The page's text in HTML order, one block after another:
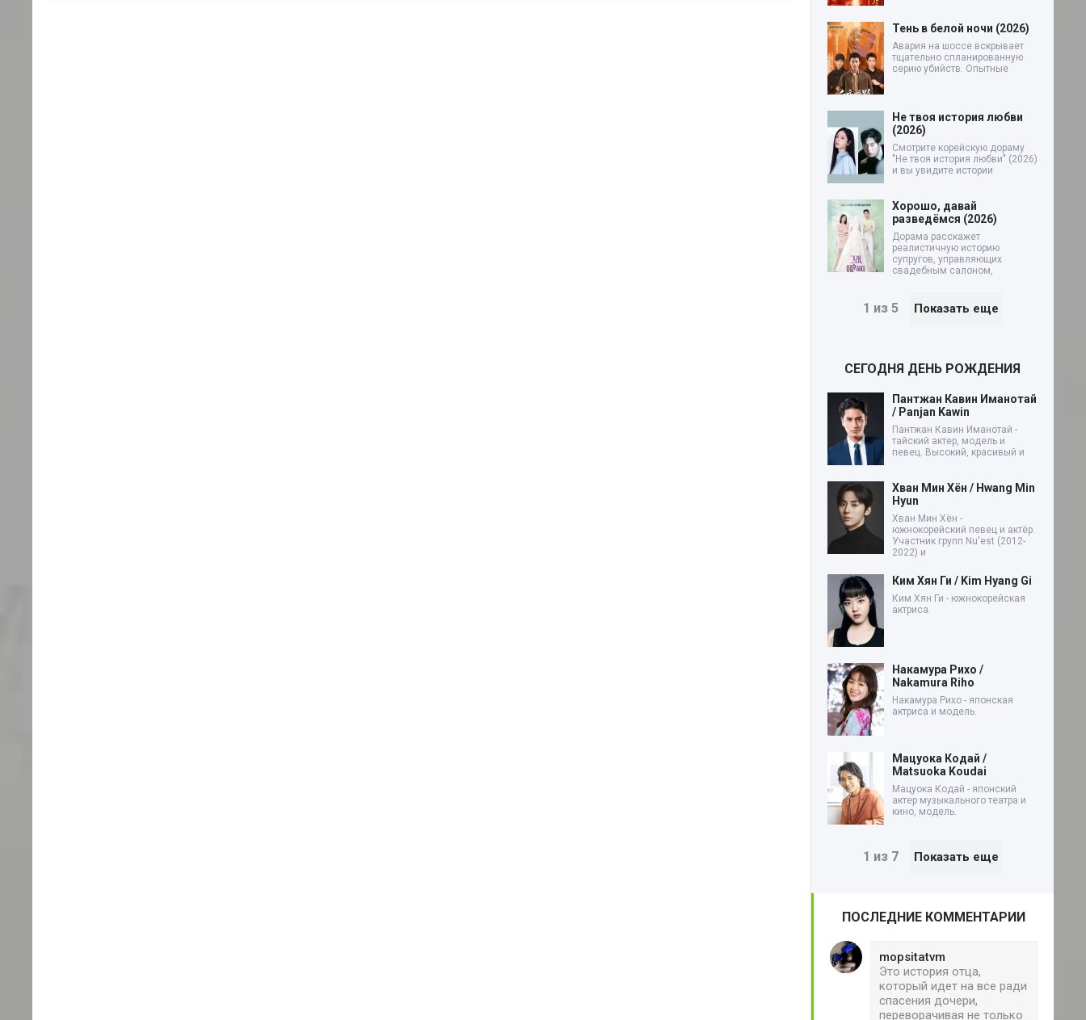
Тень в белой ночи (2026)
Авария на шоссе вскрывает
тщательно спланированную
серию убийств. Опытные
Не твоя история любви
(2026)
Смотрите корейскую дораму
"Не твоя история любви" (2026)
и вы увидите истории
Хорошо, давай
разведёмся (2026)
Дорама расскажет
реалистичную историю
супругов, управляющих
свадебным салоном,
1 из 5 Показать еще
СЕГОДНЯ ДЕНЬ РОЖДЕНИЯ
Пантжан Кавин Иманотай
/ Panjan Kawin
Пантжан Кавин Иманотай -
тайский актер, модель и
певец. Высокий, красивый и
Хван Мин Хён / Hwang Min
Hyun
Хван Мин Хён -
южнокорейский певец и актёр.
Участник групп Nu'est (2012-
2022) и
Ким Хян Ги / Kim Hyang Gi
Ким Хян Ги - южнокорейская
актриса.
Накамура Рихо /
Nakamura Riho
Накамура Рихо - японская
актриса и модель.
Мацуока Кодай /
Matsuoka Koudai
Мацуока Кодай - японский
актер музыкального театра и
кино, модель.
1 из 7 Показать еще
ПОСЛЕДНИЕ КОММЕНТАРИИ
mopsitatvm
Это история отца,
который идет на все ради
спасения дочери,
переворачивая не только